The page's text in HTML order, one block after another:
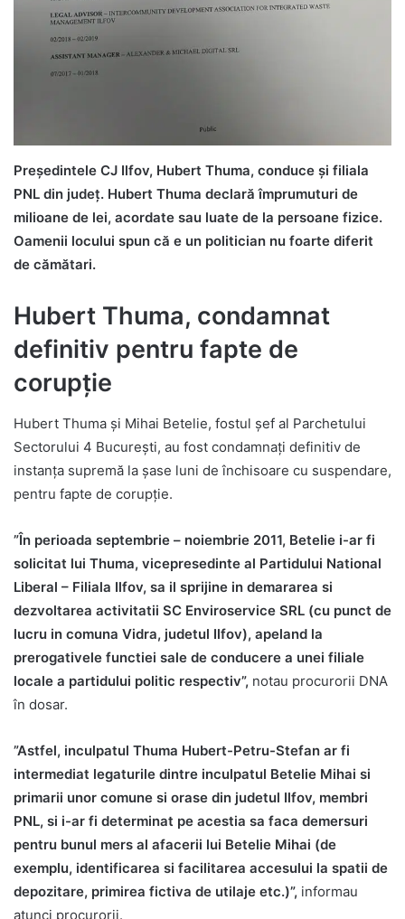
Președintele CJ Ilfov, Hubert Thuma, conduce și filiala
PNL din județ. Hubert Thuma declară împrumuturi de
milioane de lei, acordate sau luate de la persoane fizice.
Oamenii locului spun că e un politician nu foarte diferit
de cămătari.
Hubert Thuma, condamnat
definitiv pentru fapte de
corupție
Hubert Thuma și Mihai Betelie, fostul șef al Parchetului
Sectorului 4 București, au fost condamnați definitiv de
instanța supremă la șase luni de închisoare cu suspendare,
pentru fapte de corupție.
”În perioada septembrie – noiembrie 2011, Betelie i-ar fi
solicitat lui Thuma, vicepresedinte al Partidului National
Liberal – Filiala Ilfov, sa il sprijine in demararea si
dezvoltarea activitatii SC Enviroservice SRL (cu punct de
lucru in comuna Vidra, judetul Ilfov), apeland la
prerogativele functiei sale de conducere a unei filiale
locale a partidului politic respectiv”, notau procurorii DNA
în dosar.
”Astfel, inculpatul Thuma Hubert-Petru-Stefan ar fi
intermediat legaturile dintre inculpatul Betelie Mihai si
primarii unor comune si orase din judetul Ilfov, membri
PNL, si i-ar fi determinat pe acestia sa faca demersuri
pentru bunul mers al afacerii lui Betelie Mihai (de
exemplu, identificarea si facilitarea accesului la spatii de
depozitare, primirea fictiva de utilaje etc.)”, informau
atunci procurorii.